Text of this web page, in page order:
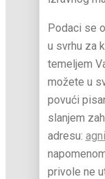
Podaci se
u svrhu za
temeljem
možete u
povući
slanjem
adresu:
privole ne